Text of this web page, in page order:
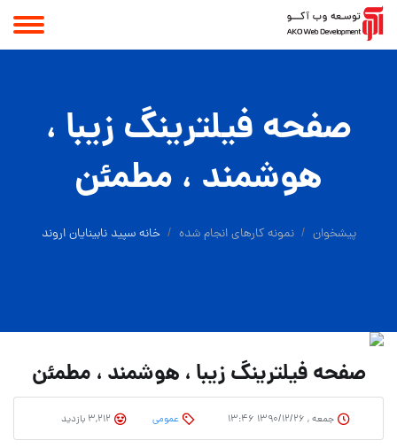
صفحه‌ فيلترينگ زیبا ،
هوشمند ، مطمئن
پیشخوان نمونه کارهای انجام شده خانه سپید نابینایان اروند
صفحه‌ فيلترينگ زیبا ، هوشمند ، مطمئن
جمعه , ۱۳۹۰/۱۲/۲۶ ۱۳:۴۶ عمومی